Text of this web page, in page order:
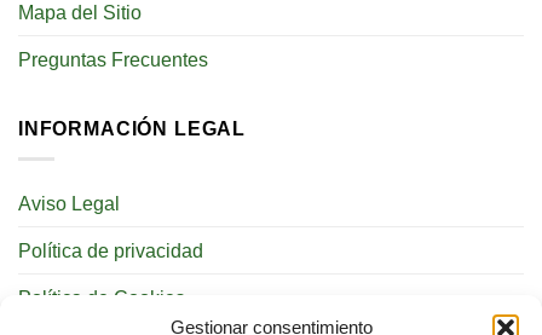
Gestionar consentimiento
Mapa del Sitio
Preguntas Frecuentes
INFORMACIÓN LEGAL
Aviso Legal
Política de privacidad
Política de Cookies